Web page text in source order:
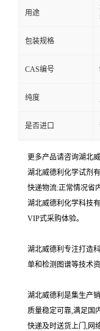
用途
包装规格
CAS编号
纯度
是否进口
更多产品请咨询湖北
湖北威德利化学试剂
快递物流:正常情况省
湖北威德利化学科技
VIP式采购体验。
湖北威德利专注打造
单和检测图谱等技术资
湖北威德利是集生产
质量稳定可靠,满足国
快递及时送货上门,网